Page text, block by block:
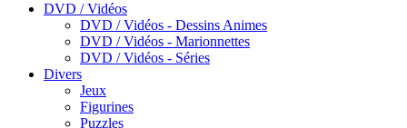
DVD / Vidéos
DVD / Vidéos - Dessins Animes
DVD / Vidéos - Marionnettes
DVD / Vidéos - Séries
Divers
Jeux
Figurines
Puzzles